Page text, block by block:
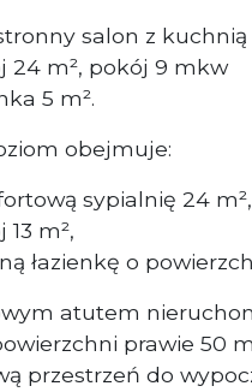
salon z
24 m², pokój 9 mkw
5 m².
obejmuje:
sypialnię 24 m²,
13 m²,
łazienkę o
atutem
prawie 50
przestrzeń do